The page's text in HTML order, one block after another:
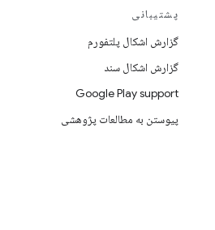
پشتیبانی
گزارش اشکال پلتفورم
گزارش اشکال سند
Google Play support
پیوستن به مطالعات پژوهشی